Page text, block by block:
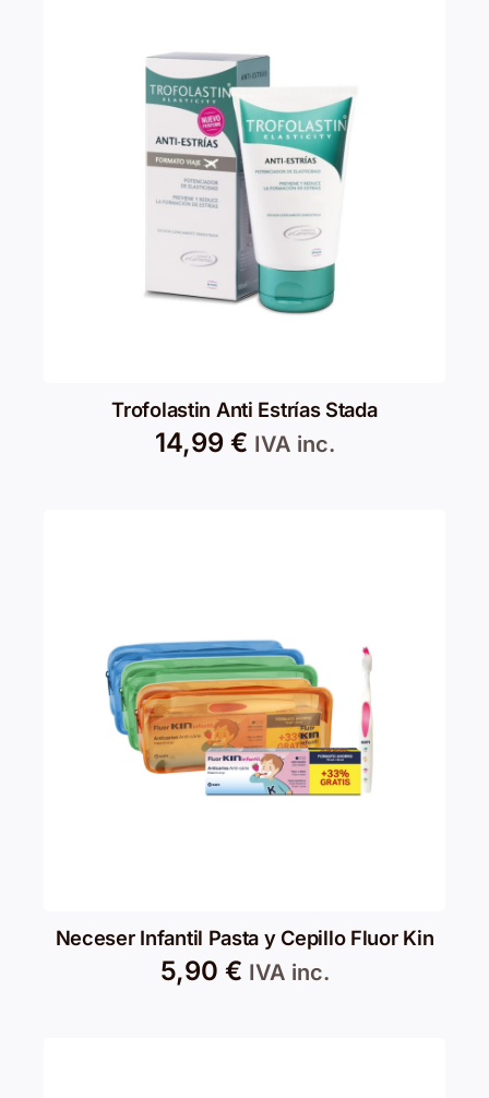
Trofolastin Anti Estrías Stada
14,99 € IVA inc.
Neceser Infantil Pasta y Cepillo Fluor Kin
5,90 € IVA inc.